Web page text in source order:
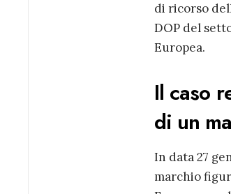
di ricorso
DOP del
Europea.
Il caso
di un
In data 27
marchio